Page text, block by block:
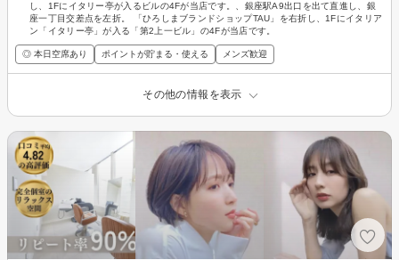
し、1Fにイタリー亭が入るビルの4Fが当店です。、銀座駅A9出口を出て直進し、銀
座一丁目交差点を左折。 「ひろしまブランドショップTAU」を右折し、1Fにイタリア
ン「イタリー亭」が入る「第2上一ビル」の4Fが当店です。
◎ 本日空席あり ポイントが貯まる・使える メンズ歓迎
その他の情報を表示